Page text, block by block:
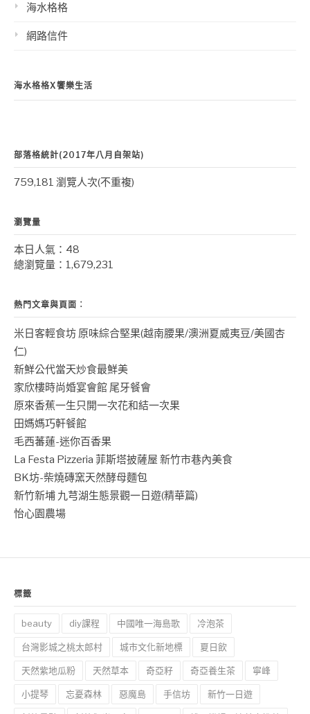
海水格格
網路信件
海水格格X饗樂生活
部落格統計(2017年八月自架站)
759,181 瀏覽人次(不重複)
瀏覽量
本日人氣：48
總瀏覽量：1,679,231
熱門文章與頁面︰
米日客輕食坊 原味綜合堅果(越南腰果/澳洲夏威夷豆/美國杏
仁)
新鮮公代當天炒食最鮮美
家欣樓時尚婚宴會館 尾牙餐會
原來香蕉一生只開一次花和結一次果
田媽媽巧軒餐館
毛西蕃蓮-迷你百香果
La Festa Pizzeria 菲斯塔披薩屋 新竹市巷內美食
BK坊-柴燒磚窯天然酵母麵包
新竹新埔 九芎湖生態景觀一日遊(精華篇)
怡心園農場
標籤
beauty diy課程 中國唯一海島歌 冷泡茶
台灣影城之桃太郎村 城市文化新地標 夏日飲
天然紫地瓜粉 天然草本 奇亞籽 奇亞養生茶 寧峰
小提琴 忘憂森林 惡魔島 手信坊 新竹一日遊